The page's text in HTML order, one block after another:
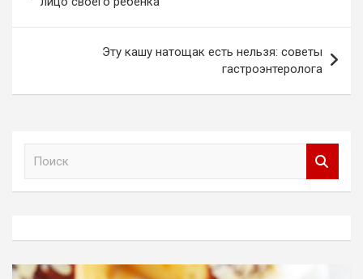
записям
Эту кашу натощак есть нельзя: советы
гастроэнтеролога